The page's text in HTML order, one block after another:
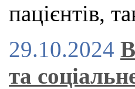
пацієнтів,
29.10.2024
та